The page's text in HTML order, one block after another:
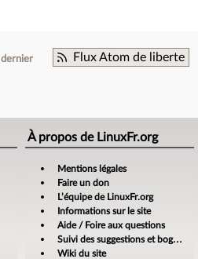
Flux Atom de liberte
dernier
À propos de LinuxFr.org
Mentions légales
Faire un don
L’équipe de LinuxFr.org
Informations sur le site
Aide / Foire aux questions
Suivi des suggestions et bogues
Wiki du site